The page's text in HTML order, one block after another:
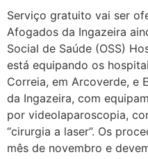
Serviço gratuito vai ser
Afogados da Ingazeira
Social de Saúde (OSS)
está equipando os
Correia, em Arcoverde, e
da Ingazeira, com
por videolaparoscopia,
“cirurgia a laser”. Os
mês de novembro e